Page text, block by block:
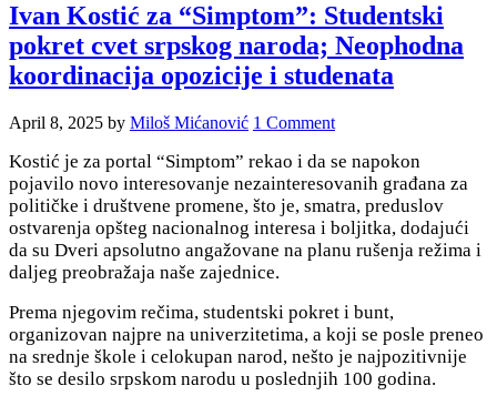
Ivan Kostić za “Simptom”: Studentski
pokret cvet srpskog naroda; Neophodna
koordinacija opozicije i studenata
April 8, 2025 by Miloš Mićanović 1 Comment
Kostić je za portal “Simptom” rekao i da se napokon
pojavilo novo interesovanje nezainteresovanih građana za
političke i društvene promene, što je, smatra, preduslov
ostvarenja opšteg nacionalnog interesa i boljitka, dodajući
da su Dveri apsolutno angažovane na planu rušenja režima i
daljeg preobražaja naše zajednice.
Prema njegovim rečima, studentski pokret i bunt,
organizovan najpre na univerzitetima, a koji se posle preneo
na srednje škole i celokupan narod, nešto je najpozitivnije
što se desilo srpskom narodu u poslednjih 100 godina.